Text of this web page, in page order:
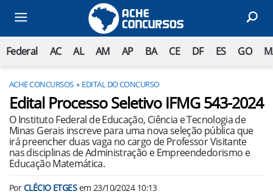
Federal AC AL AM AP BA CE DF ES GO
ACHE CONCURSOS EDITAL DO CONCURSO
Edital Processo Seletivo IFMG 543-2024
O Instituto Federal de Educação, Ciência e Tecnologia de
Minas Gerais inscreve para uma nova seleção pública que
irá preencher duas vaga no cargo de Professor Visitante
nas disciplinas de Administração e Empreendedorismo e
Educação Matemática.
PorCLÉCIO ETGESem 23/10/2024 10:13